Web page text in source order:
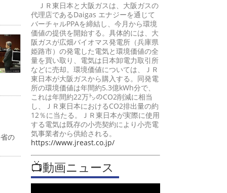
の
ＪＲ東日本と大阪ガスは、大阪ガスの
代理店であるDaigas エナジーを通じて
バーチャルPPAを締結し、今月から環境
価値の提供を開始する。具体的には、大
阪ガスが広畑バイオマス発電所（兵庫県
姫路市）の発電した電気と環境価値の全
量を買い取り、電気は日本卸電力取引所
などに売却。環境価値については、ＪＲ
東日本が大阪ガスから購入する。同発電
所の環境価値は年間約5.3億kWh分で、
これは年間約22万㌧のCO2削減に相当
し、ＪＲ東日本におけるCO2排出量の約
12％に当たる。ＪＲ東日本が実際に使用
する電気は既存の小売契約により小売電
気事業者から供給される。
https://www.jreast.co.jp/
📺動画ニュース